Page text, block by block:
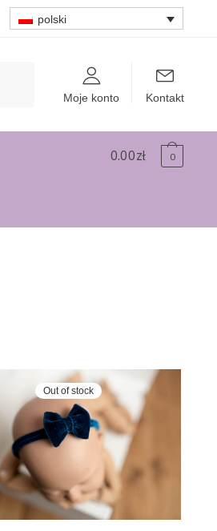
polski
Moje konto Kontakt
0.00zł 0
Out of stock